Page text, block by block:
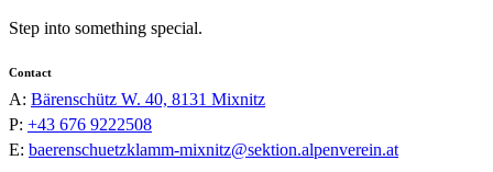
Step into something special.
Contact
A: Bärenschütz W. 40, 8131 Mixnitz
P: +43 676 9222508
E: baerenschuetzklamm-mixnitz@sektion.alpenverein.at